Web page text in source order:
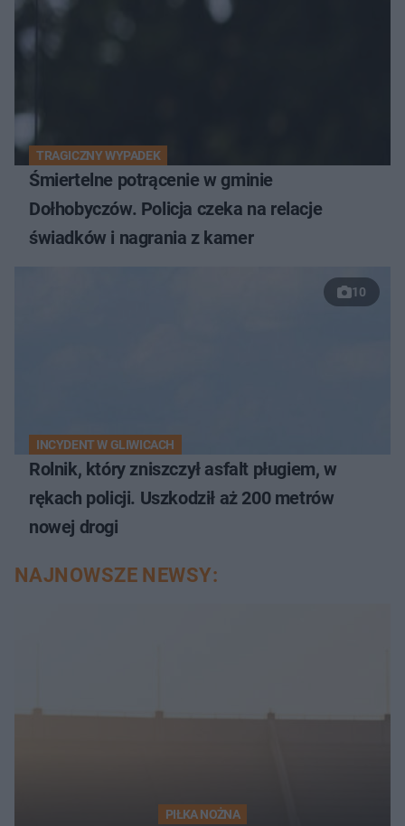
TRAGICZNY WYPADEK
Śmiertelne potrącenie w gminie
Dołhobyczów. Policja czeka na relacje
świadków i nagrania z kamer
10
INCYDENT W GLIWICACH
Rolnik, który zniszczył asfalt pługiem, w
rękach policji. Uszkodził aż 200 metrów
nowej drogi
NAJNOWSZE NEWSY:
PIŁKA NOŻNA